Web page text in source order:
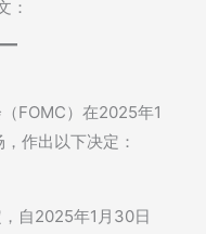
：
FOMC）在2025年1
作出以下决定：
自2025年1月30日